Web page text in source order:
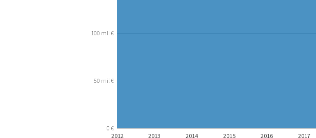
2012 2013 2014 2015 2016 2017
0 €
50 mil €
100 mil €